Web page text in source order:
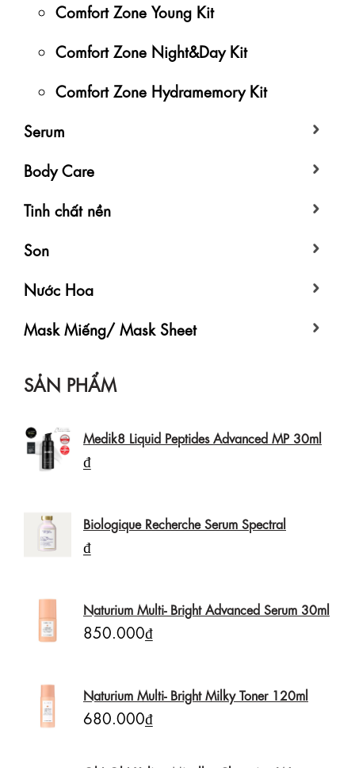
Comfort Zone Young Kit
Comfort Zone Night&Day Kit
Comfort Zone Hydramemory Kit
Serum
Body Care
Tinh chất nền
Son
Nước Hoa
Mask Miếng/ Mask Sheet
SẢN PHẨM
Medik8 Liquid Peptides Advanced MP 30ml
₫
Biologique Recherche Serum Spectral
₫
Naturium Multi- Bright Advanced Serum 30ml
850.000₫
Naturium Multi- Bright Milky Toner 120ml
680.000₫